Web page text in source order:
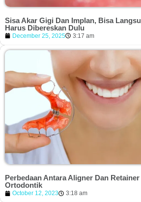
Sisa Akar Gigi Dan Implan, Bisa
Harus Dibereskan Dulu
December 25, 2025 3:17 am
Perbedaan Antara Aligner Dan
Ortodontik
October 12, 2023 3:18 am